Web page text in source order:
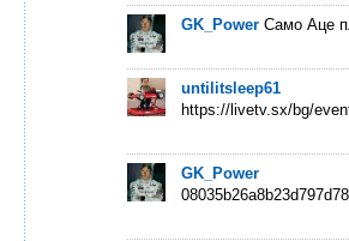
GK_Power Само Аце
untilitsleep61
https://livetv.sx/bg/
GK_Power